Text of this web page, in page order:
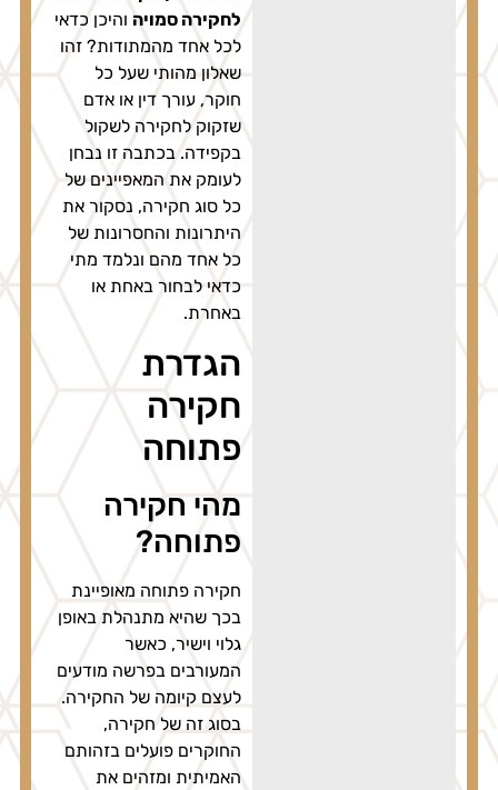
לחקירה סמויהוהיכן כדאי
לכל אחד מהמתודות? זהו
שאלון מהותי שעל כל
חוקר, עורך דין או אדם
שזקוק לחקירה לשקול
בקפידה. בכתבה זו נבחן
לעומק את המאפיינים של
כל סוג חקירה, נסקור את
היתרונות והחסרונות של
כל אחד מהם ונלמד מתי
כדאי לבחור באחת או
באחרת.
הגדרת
חקירה
פתוחה
מהי חקירה
פתוחה?
חקירה פתוחה מאופיינת
בכך שהיא מתנהלת באופן
גלוי וישיר, כאשר
המעורבים בפרשה מודעים
לעצם קיומה של החקירה.
בסוג זה של חקירה,
החוקרים פועלים בזהותם
האמיתית ומזהים את